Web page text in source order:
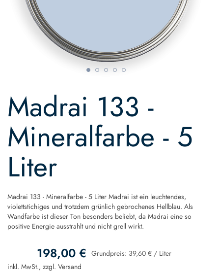
Madrai 133 -
Mineralfarbe - 5
Liter
Madrai 133 - Mineralfarbe - 5 Liter Madrai ist ein leuchtendes,
violettstichiges und trotzdem grünlich gebrochenes Hellblau. Als
Wandfarbe ist dieser Ton besonders beliebt, da Madrai eine so
positive Energie ausstrahlt und nicht grell wirkt.
198,00 € Grundpreis: 39,60 € / Liter
inkl. MwSt., zzgl. Versand
the
beginning
the
images